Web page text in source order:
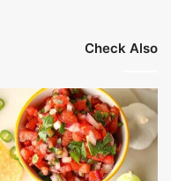
Check Also